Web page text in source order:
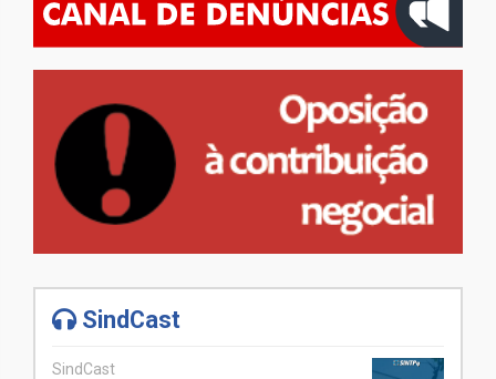
SindCast
SindCast